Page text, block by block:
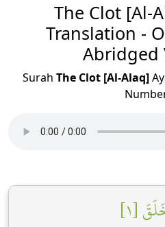
The Clot [Al-
Translation -
Abridged
Surah The Clot [Al-Alaq]
[١]